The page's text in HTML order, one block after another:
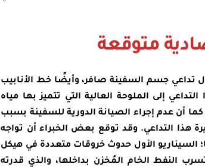
متوقعة
حول تداعي جسم السفينة صافر، وأيضًا خط الأنابيب
إلى الملوحة العالية التي تتميز بها مياه
الأحمر، حيث يصل متوسط ملوحة المياه إلى 38%، كما أن عدم إجراء الصيانة الدورية للسفينة بسبب
هذا التداعي. وقد توقع بعض الخبراء أن تواجه
السيناريو الأول حدوث خروقات متعددة في هيكل
النفط الخام المُخزن بداخلها، والذي قدرته